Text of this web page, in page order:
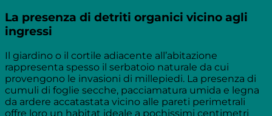
La presenza di detriti organici vicino agli
ingressi
Il giardino o il cortile adiacente all’abitazione
rappresenta spesso il serbatoio naturale da cui
provengono le invasioni di millepiedi. La presenza di
cumuli di foglie secche, pacciamatura umida e legna
da ardere accatastata vicino alle pareti perimetrali
offre loro un habitat ideale a pochissimi centimetri